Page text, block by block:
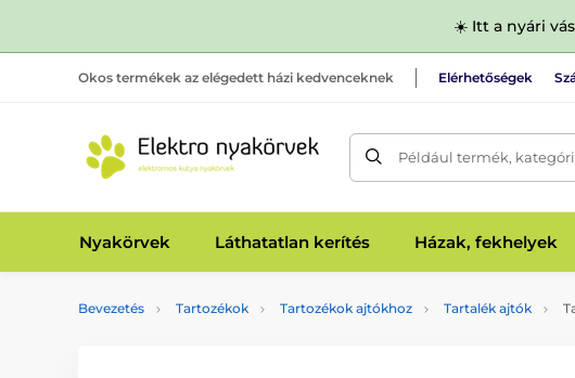
☀️ Itt a nyári
Okos termékek az elégedett házi kedvenceknek Elérhetőségek
Például termék,
Nyakörvek Láthatatlan kerítés Házak, fekhelyek
Bevezetés Tartozékok Tartozékok ajtókhoz Tartalék ajtók